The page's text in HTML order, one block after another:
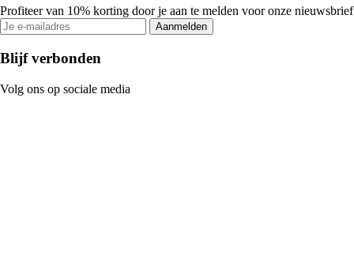
Profiteer van 10% korting door je aan te melden voor onze nieuwsbrief
Aanmelden
Blijf verbonden
Volg ons op sociale media